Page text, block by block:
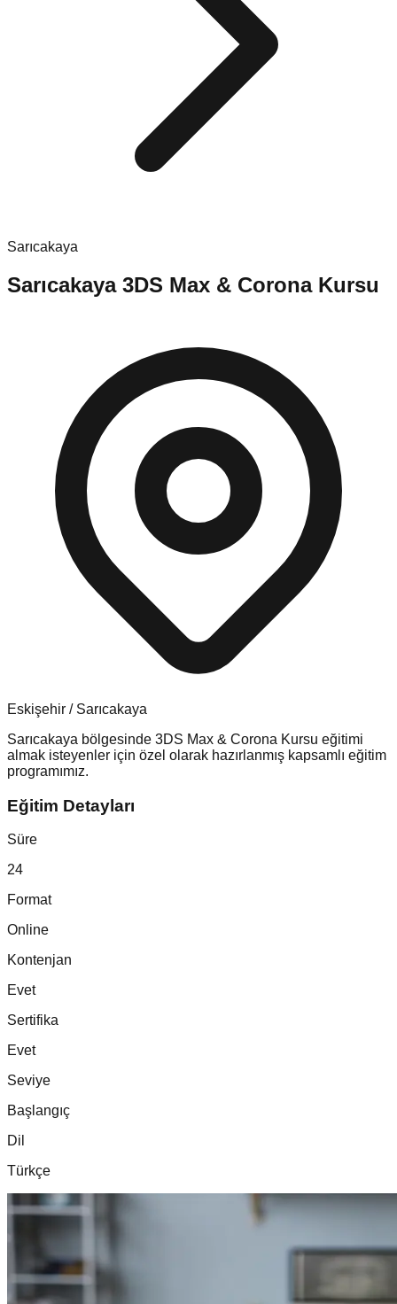
Sarıcakaya
Sarıcakaya 3DS Max & Corona Kursu
Eskişehir / Sarıcakaya
Sarıcakaya bölgesinde 3DS Max & Corona Kursu eğitimi
almak isteyenler için özel olarak hazırlanmış kapsamlı eğitim
programımız.
Eğitim Detayları
Süre
24
Format
Online
Kontenjan
Evet
Sertifika
Evet
Seviye
Başlangıç
Dil
Türkçe